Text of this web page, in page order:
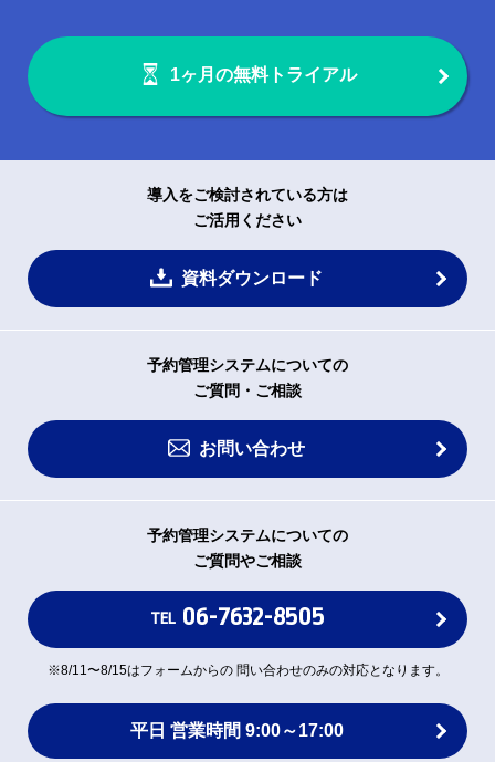
1ヶ月の無料トライアル
導入をご検討されている方は
ご活用ください
資料ダウンロード
予約管理システムについての
ご質問・ご相談
お問い合わせ
予約管理システムについての
ご質問やご相談
TEL 06-7632-8505
※8/11〜8/15はフォームからの 問い合わせのみの対応となります。
平日 営業時間 9:00～17:00